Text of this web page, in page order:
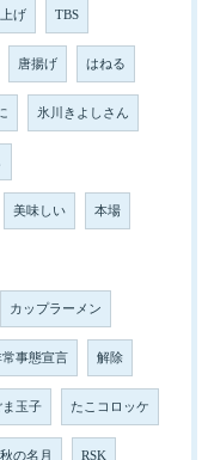
げ TBS
唐揚げ はねる
氷川きよしさん
美味しい 本場
カップラーメン
常事態宣言 解除
ま玉子 たこコロッケ
の名月 RSK